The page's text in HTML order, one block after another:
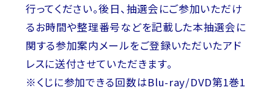
行ってください。後日、抽選会にご参加いただけ
るお時間や整理番号などを記載した本抽選会に
関する参加案内メールをご登録いただいたアド
レスに送付させていただきます。
※くじに参加できる回数はBlu-ray/DVD第1巻1